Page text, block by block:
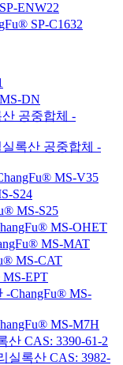
ENW22
SP-C1632
DN
공중합체 -
록산 공중합체 -
MS-V35
S24
MS-S25
MS-OHET
MS-MAT
MS-CAT
EPT
ChangFu® MS-
MS-M7H
산 CAS: 3390-61-2
실록산 CAS: 3982-